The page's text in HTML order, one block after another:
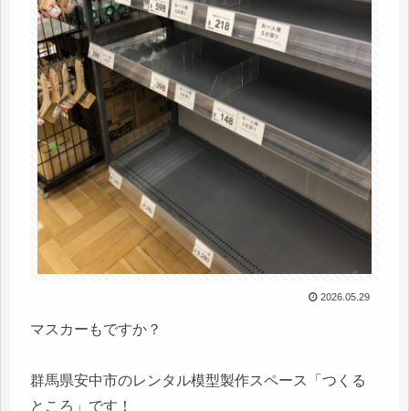
2026.05.29
マスカーもですか？
群馬県安中市のレンタル模型製作スペース「つくる
ところ」です！